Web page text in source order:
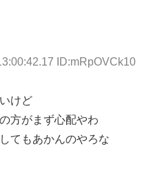
ID:mRpOVCk10
けど
方がまず心配やわ
てもあかんのやろな